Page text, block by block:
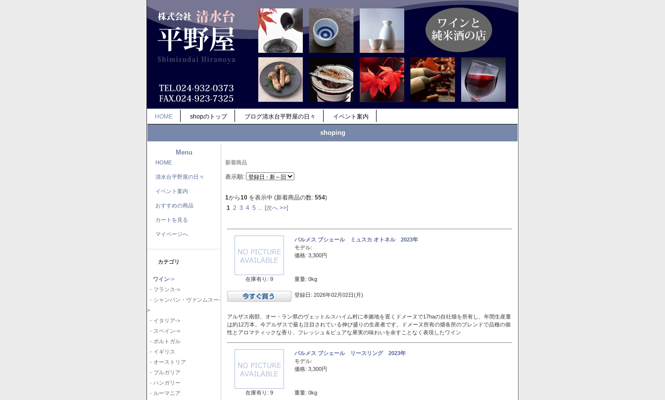
HOME shopのトップ ブログ清水台平野屋の日々 イベント案内
shoping
Menu
HOME
清水台平野屋の日々
イベント案内
おすすめの商品
カートを見る
マイページへ
カテゴリ
ワイン->
- フランス->
- シャンパン・ヴァンムスー-
>
- イタリア->
- スペイン->
- ポルトガル
- イギリス
- オーストリア
- ブルガリア
- ハンガリー
- ルーマニア
新着商品
表示順:
1から10 を表示中 (新着商品の数: 554)
1 2 3 4 5 [次へ >>]
在庫有り: 9
バルメス ブシェール ミュスカ オトネル 2023年
モデル:
価格: 3,300円
重量: 0kg
登録日: 2026年02月02日(月)
アルザス南部、オー・ラン県のヴェットルスハイム村に本拠地を置くドメーヌで17haの自社畑を所有し、年間生産量
は約12万本。今アルザスで最も注目されている伸び盛りの生産者です。ドメーヌ所有の畑各所のブレンドで品種の個
性とアロマティックな香り、フレッシュ＆ピュアな果実の味わいを余すことなく表現したワイン
在庫有り: 9
バルメス ブシェール リースリング 2023年
モデル:
価格: 3,300円
重量: 0kg